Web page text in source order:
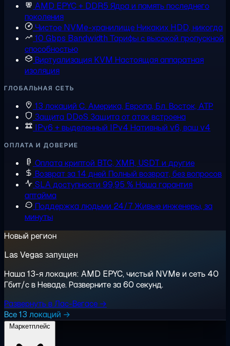
AMD EPYC + DDR5 Ядра и память последнего
поколения
Чистое NVMe-хранилищеНикаких HDD, никогда
10 Gbps Bandwidth Тарифы с высокой пропускной
способностью
Виртуализация KVM Настоящая аппаратная
изоляция
ГЛОБАЛЬНАЯ СЕТЬ
13 локаций С. Америка, Европа, Бл. Восток, АТР
Защита DDoS Защита от атак встроена
IPv6 + выделенный IPv4 Нативный v6, ваш v4
ОПЛАТА И ДОВЕРИЕ
Оплата криптой BTC, XMR, USDT и другие
Возврат за 14 дней Полный возврат, без вопросов
SLA доступности 99,95 % Наша гарантия
аптайма
Поддержка людьми 24/7Живые инженеры, за
минуты
Новый регион
Las Vegas запущен
Наша 13-я локация: AMD EPYC, чистый NVMe и сеть 40
Гбит/с в Неваде. Разверните за 60 секунд.
Развернуть в Лас-Вегасе →
Все 13 локаций →